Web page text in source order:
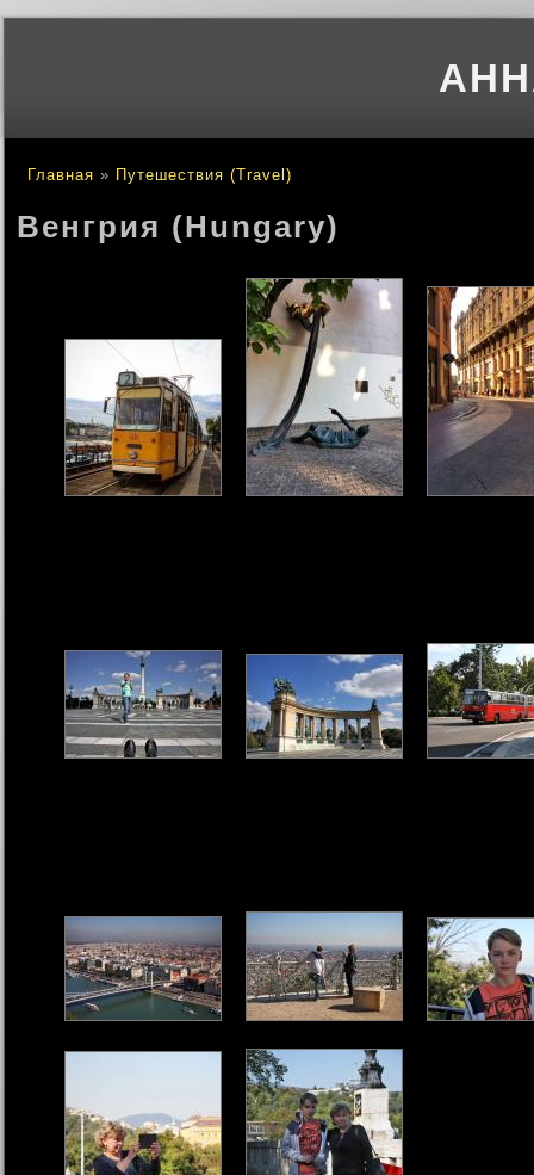
Вы здесь
Главная » Путешествия (Travel)
Венгрия (Hungary)